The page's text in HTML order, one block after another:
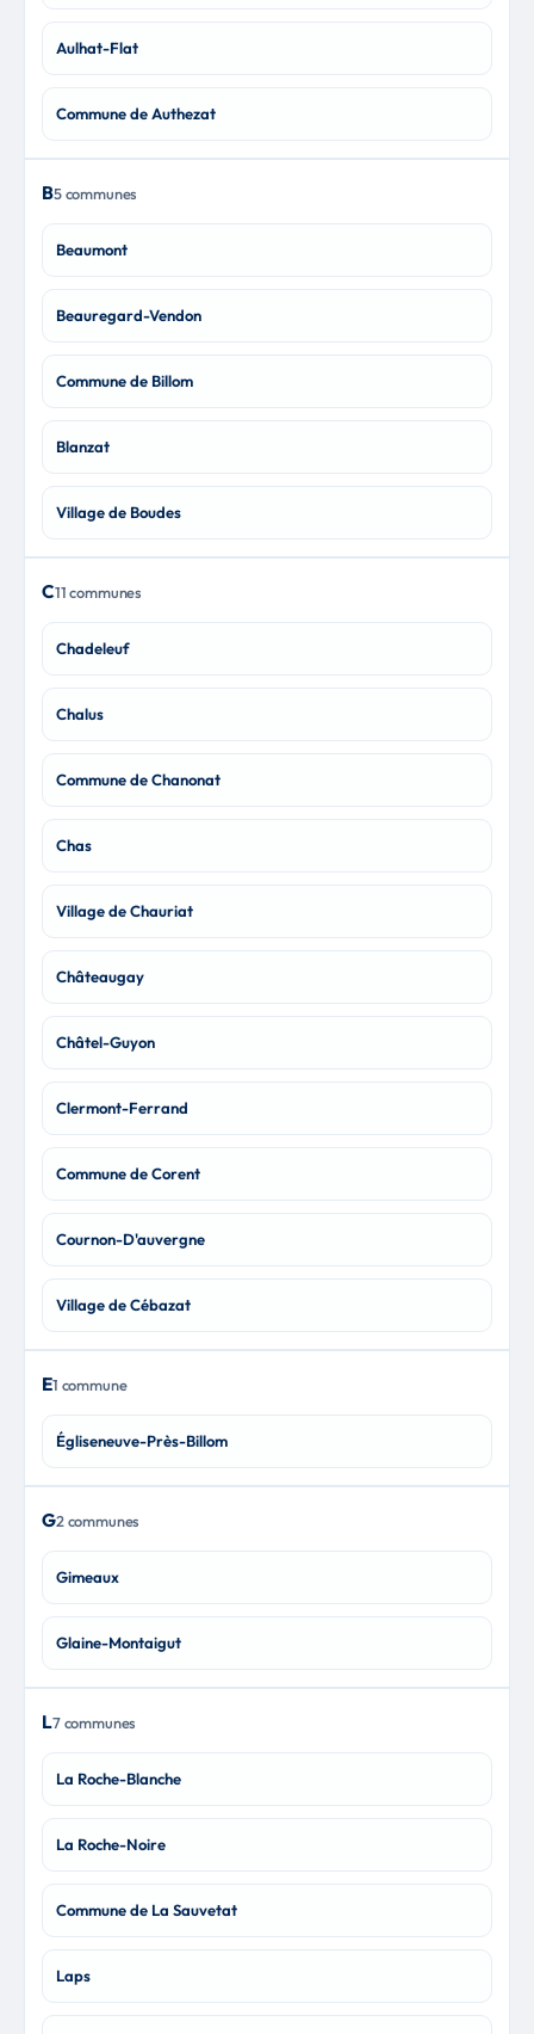
Aulhat-Flat
Commune de Authezat
B5 communes
Beaumont
Beauregard-Vendon
Commune de Billom
Blanzat
Village de Boudes
C11 communes
Chadeleuf
Chalus
Commune de Chanonat
Chas
Village de Chauriat
Châteaugay
Châtel-Guyon
Clermont-Ferrand
Commune de Corent
Cournon-D'auvergne
Village de Cébazat
E1 commune
Égliseneuve-Près-Billom
G2 communes
Gimeaux
Glaine-Montaigut
L7 communes
La Roche-Blanche
La Roche-Noire
Commune de La Sauvetat
Laps